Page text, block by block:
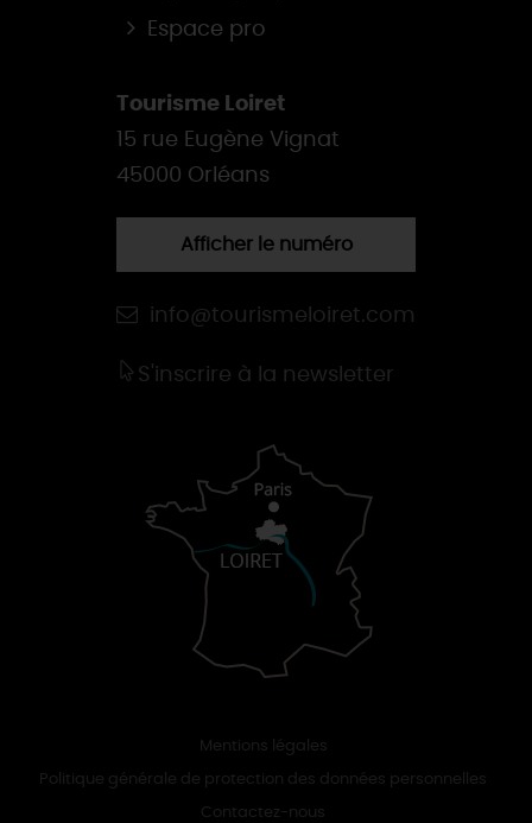
Espace pro
Tourisme Loiret
15 rue Eugène Vignat
45000 Orléans
Afficher le numéro
info@tourismeloiret.com
S'inscrire à la newsletter
Mentions légales
Politique générale de protection des données personnelles
Contactez-nous